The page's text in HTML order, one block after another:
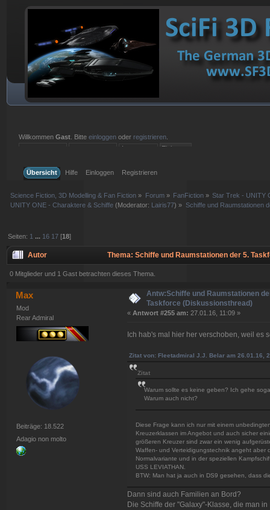
WillkommenGast . Bitteeinloggen oder registrieren
Übersicht
Hilfe Einloggen Registrieren
Science Fiction, 3D Modelling & Fan Fiction » Forum» FanFiction » Star Trek - UNITY
UNITY ONE - Charaktere & Schiffe (Moderator: Lairis77) » Schiffe und Raumstationen
Seiten: 1 ... 16 17 [18]
Autor Thema: Schiffe und Raumstationen der 5.
0 Mitglieder und 1 Gast betrachten dieses Thema.
Max
Mod
Rear Admiral
Beiträge: 18.522
Adagio non molto
Antw:Schiffe und Raumstationen
Taskforce (Diskussionsthread)
« Antwort #255 am: 27.01.16, 11:09 »
Ich hab's mal hier her verschoben, weil es
Zitat von: Fleetadmiral J.J. Belar am 26.01.16,
Zitat
Warum sollte es keine geben? Ich gehe
Warum auch nicht?
Diese Frage kann ich nur mit einem
Kreuzerklassen im Angebot und auch sicher
größeren Kreuzer sind zwar ein wenig
Waffen- und Verteidigungstechnik angeht aber
Normalvariante und in der speziellen
USS LEVIATHAN.
BTW: Man hat ja auch in DS9 gesehen, dass
Dann sind auch Familien an Bord?
Die Schiffe der "Galaxy"-Klasse, die man